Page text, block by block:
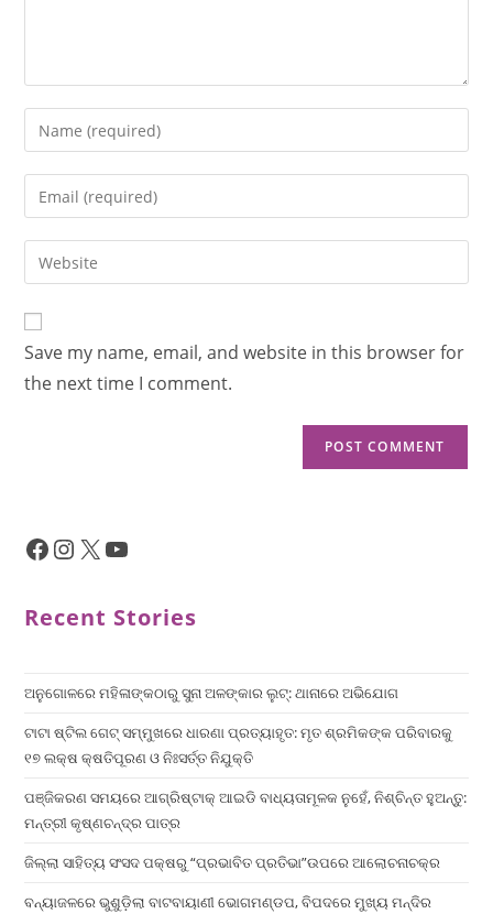
Save my name, email, and website in this browser for
the next time I comment.
Recent Stories
ଅନୁଗୋଳରେ ମହିଳାଙ୍କଠାରୁ ସୁନା ଅଳଙ୍କାର ଲୁଟ୍: ଥାନାରେ ଅଭିଯୋଗ
ଟାଟା ଷ୍ଟିଲ ଗେଟ୍ ସମ୍ମୁଖରେ ଧାରଣା ପ୍ରତ୍ୟାହୃତ: ମୃତ ଶ୍ରମିକଙ୍କ ପରିବାରକୁ
୧୭ ଲକ୍ଷ କ୍ଷତିପୂରଣ ଓ ନିଃସର୍ତ୍ତ ନିଯୁକ୍ତି
ପଞ୍ଜିକରଣ ସମୟରେ ଆଗ୍ରିଷ୍ଟାକ୍ ଆଇଡି ବାଧ୍ୟତାମୂଳକ ନୁହେଁ, ନିଶ୍ଚିନ୍ତ ହୁଅନ୍ତୁ:
ମନ୍ତ୍ରୀ କୃଷ୍ଣଚନ୍ଦ୍ର ପାତ୍ର
ଜିଲ୍ଲା ସାହିତ୍ୟ ସଂସଦ ପକ୍ଷରୁ “ପ୍ରଭାବିତ ପ୍ରତିଭା”ଉପରେ ଆଲୋଚନାଚକ୍ର
ବନ୍ୟାଜଳରେ ଭୁଶୁଡ଼ିଲା ବାଟବାୟାଣୀ ଭୋଗମଣ୍ଡପ, ବିପଦରେ ମୁଖ୍ୟ ମନ୍ଦିର